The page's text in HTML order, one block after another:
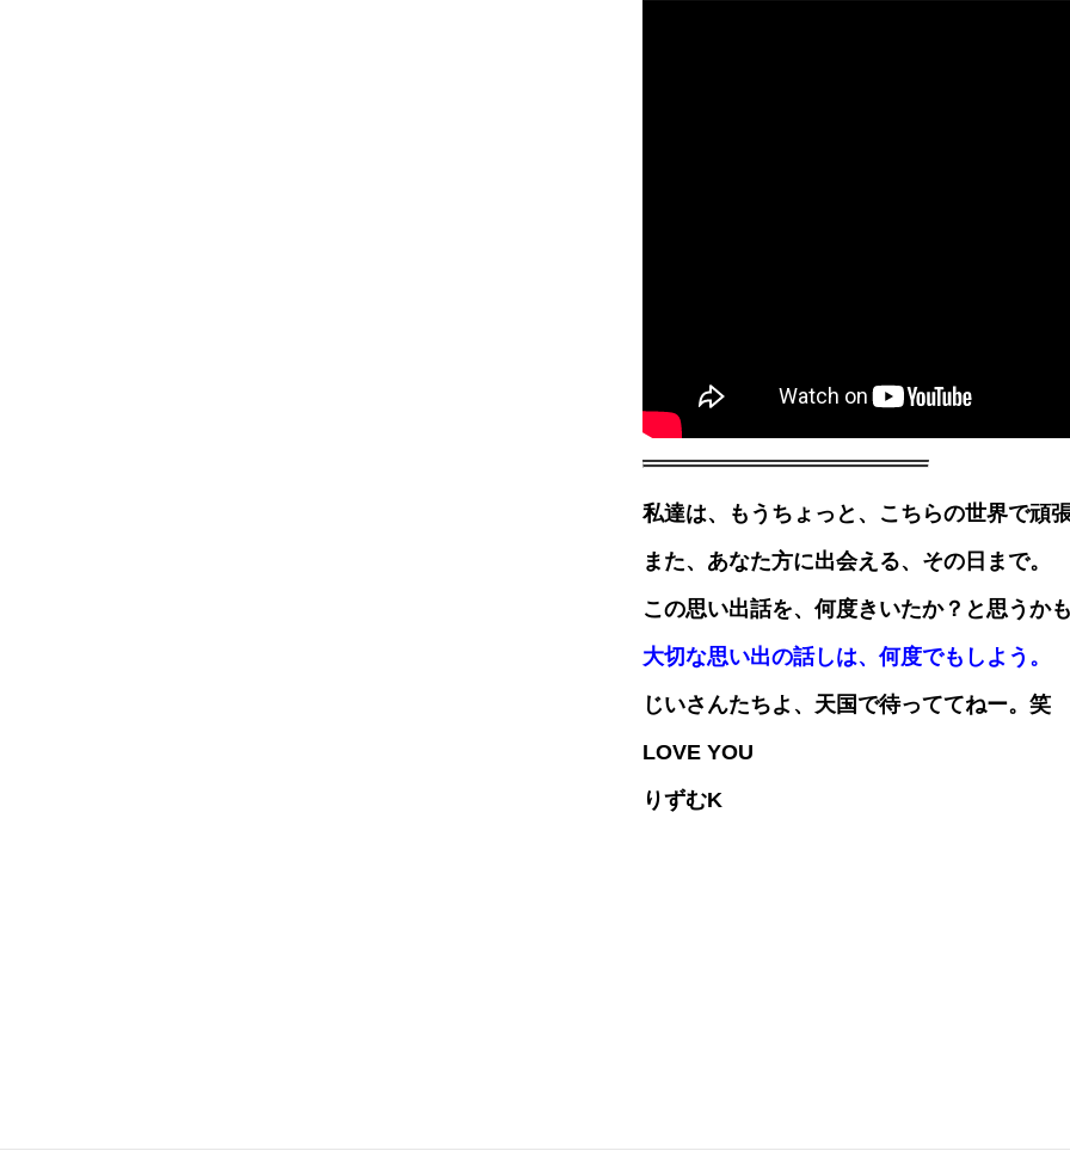
私達は、もうちょっと、こちらの世界で頑張
また、あなた方に出会える、その日まで。
この思い出話を、何度きいたか？と思うか
大切な思い出の話しは、何度でもしよう。
じいさんたちよ、天国で待っててねー。笑
LOVE YOU
りずむK